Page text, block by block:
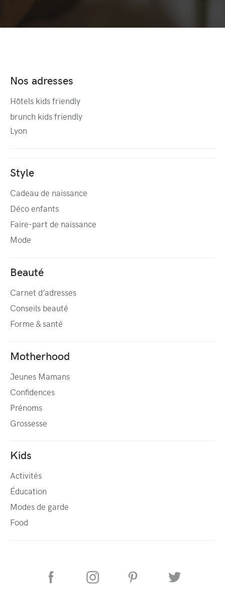
Nos adresses
Hôtels kids friendly
brunch kids friendly
Lyon
Style
Cadeau de naissance
Déco enfants
Faire-part de naissance
Mode
Beauté
Carnet d’adresses
Conseils beauté
Forme & santé
Motherhood
Jeunes Mamans
Confidences
Prénoms
Grossesse
Kids
Activités
Éducation
Modes de garde
Food